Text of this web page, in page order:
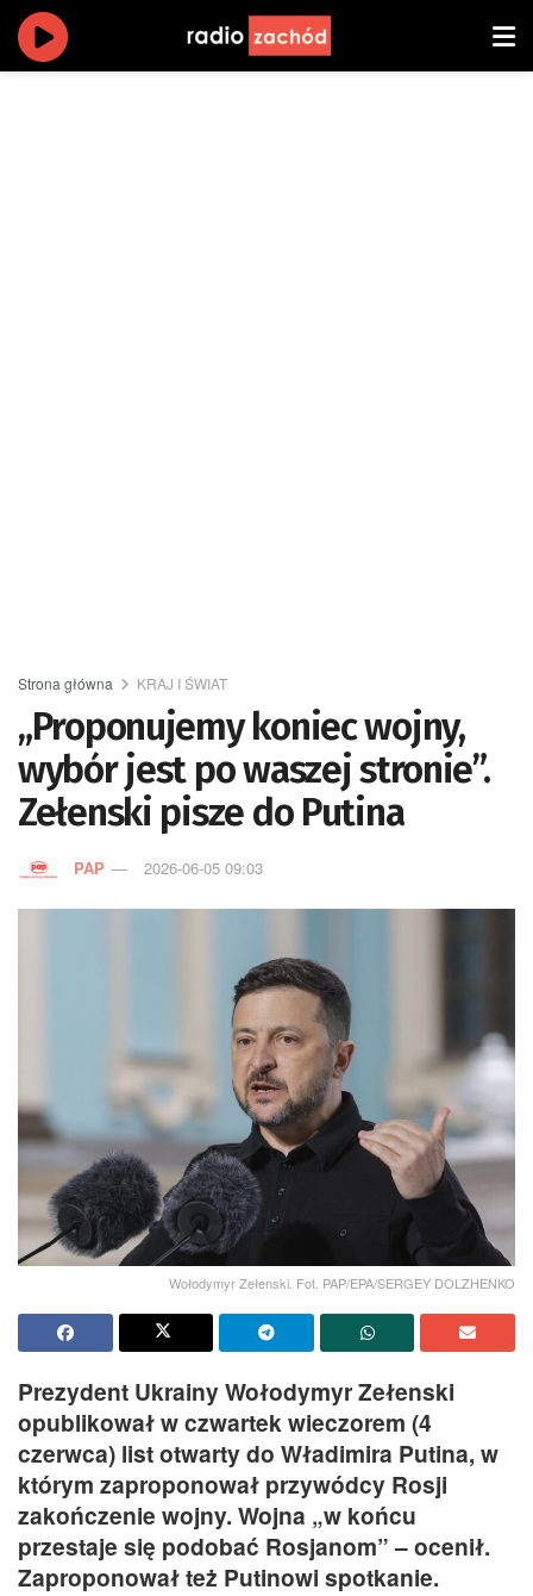
Strona główna KRAJ I ŚWIAT
„Proponujemy koniec wojny,
wybór jest po waszej stronie”.
Zełenski pisze do Putina
PAP 2026-06-05 09:03
Wołodymyr Zełenski. Fot. PAP/EPA/SERGEY DOLZHENKO
Prezydent Ukrainy Wołodymyr Zełenski
opublikował w czwartek wieczorem (4
czerwca) list otwarty do Władimira Putina, w
którym zaproponował przywódcy Rosji
zakończenie wojny. Wojna „w końcu
przestaje się podobać Rosjanom” – ocenił.
Zaproponował też Putinowi spotkanie.